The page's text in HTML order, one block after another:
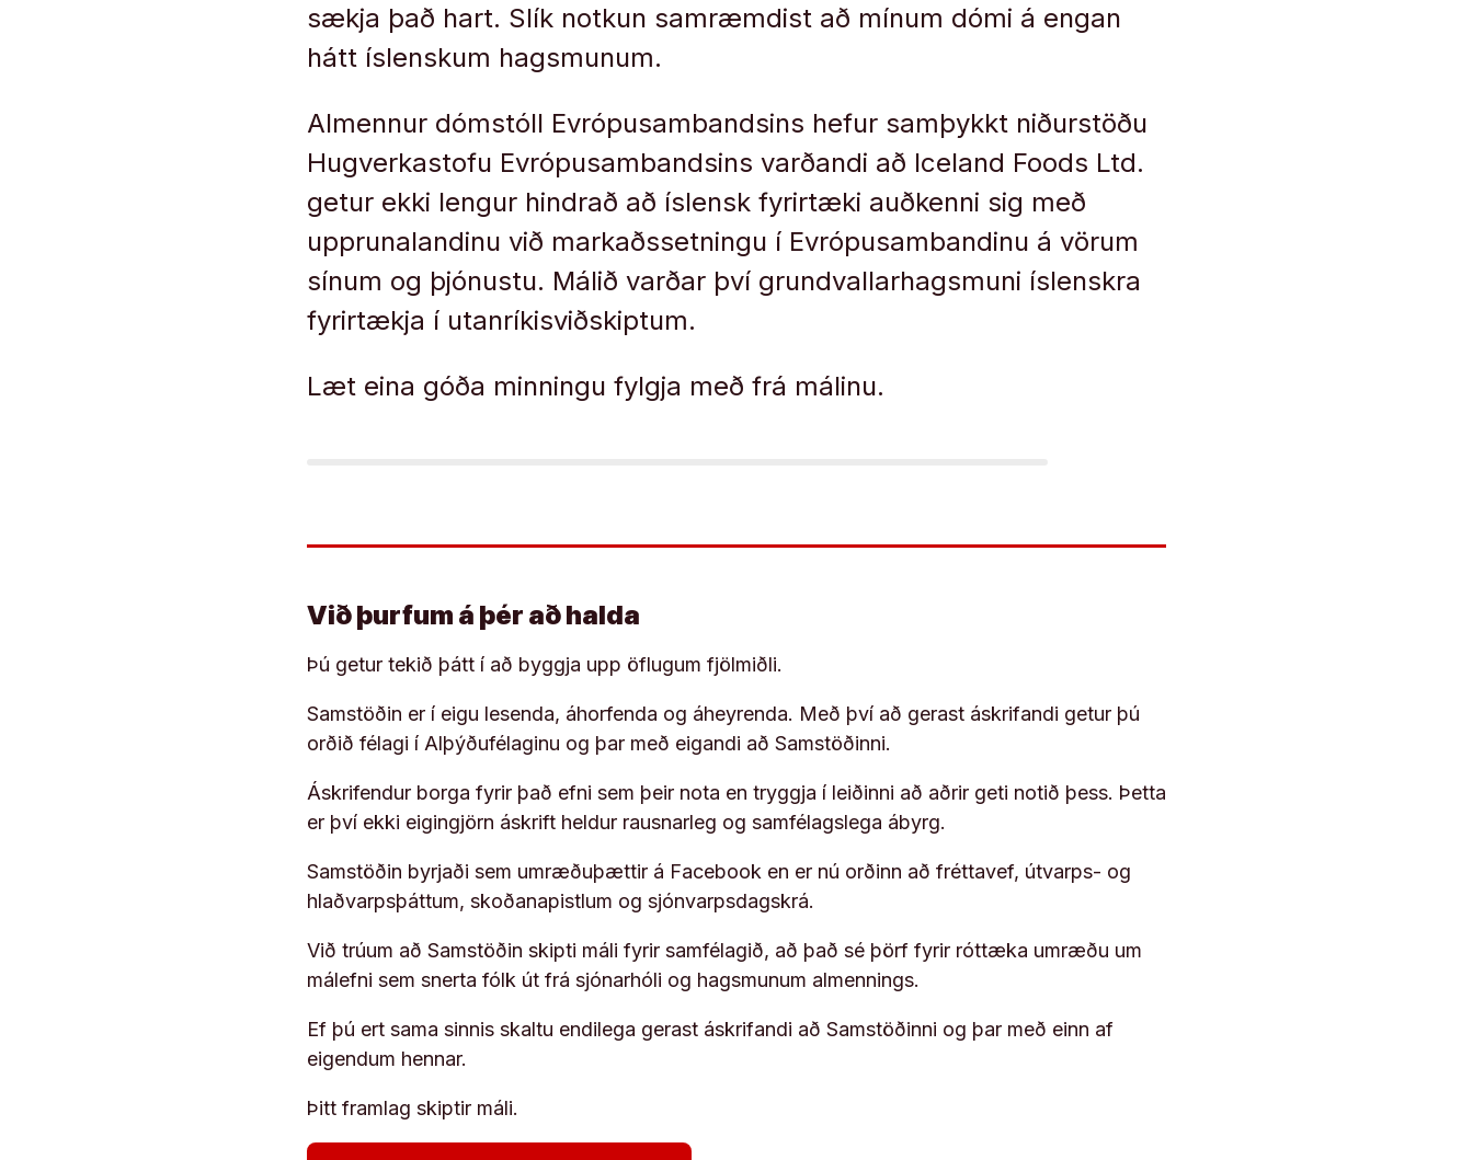
sækja það hart. Slík notkun samræmdist að mínum dómi á engan
hátt íslenskum hagsmunum.
Almennur dómstóll Evrópusambandsins hefur samþykkt niðurstöðu
Hugverkastofu Evrópusambandsins varðandi að Iceland Foods Ltd.
getur ekki lengur hindrað að íslensk fyrirtæki auðkenni sig með
upprunalandinu við markaðssetningu í Evrópusambandinu á vörum
sínum og þjónustu. Málið varðar því grundvallarhagsmuni íslenskra
fyrirtækja í utanríkisviðskiptum.
Læt eina góða minningu fylgja með frá málinu.
Við þurfum á þér að halda
Þú getur tekið þátt í að byggja upp öflugum fjölmiðli.
Samstöðin er í eigu lesenda, áhorfenda og áheyrenda. Með því að gerast áskrifandi getur þú
orðið félagi í Alþýðufélaginu og þar með eigandi að Samstöðinni.
Áskrifendur borga fyrir það efni sem þeir nota en tryggja í leiðinni að aðrir geti notið þess. Þetta
er því ekki eigingjörn áskrift heldur rausnarleg og samfélagslega ábyrg.
Samstöðin byrjaði sem umræðuþættir á Facebook en er nú orðinn að fréttavef, útvarps- og
hlaðvarpsþáttum, skoðanapistlum og sjónvarpsdagskrá.
Við trúum að Samstöðin skipti máli fyrir samfélagið, að það sé þörf fyrir róttæka umræðu um
málefni sem snerta fólk út frá sjónarhóli og hagsmunum almennings.
Ef þú ert sama sinnis skaltu endilega gerast áskrifandi að Samstöðinni og þar með einn af
eigendum hennar.
Þitt framlag skiptir máli.